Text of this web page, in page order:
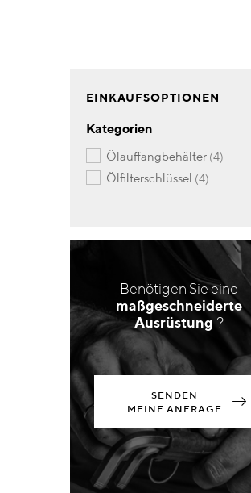
EINKAUFSOPTIONEN
Kategorien
ölauffangbehälter 4Artikel
ölfilterschlüssel 4Artikel
Benötigen Sie eine
maßgeschneiderte
Ausrüstung ?
SENDEN
MEINE ANFRAGE